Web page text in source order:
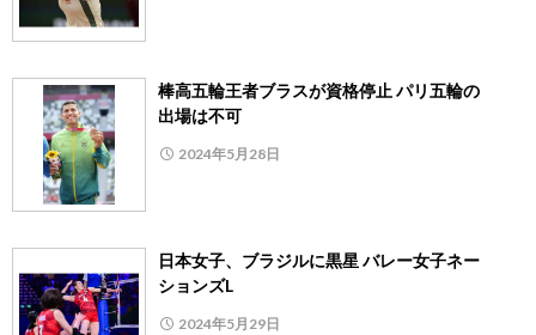
棒高五輪王者ブラスが資格停止 パリ五輪の
出場は不可
2024年5月28日
日本女子、ブラジルに黒星 バレー女子ネー
ションズL
2024年5月29日